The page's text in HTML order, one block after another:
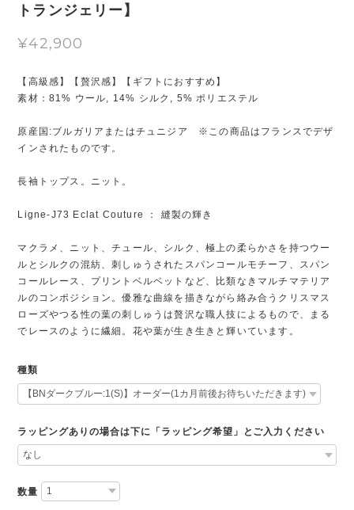
トランジェリー】
¥42,900
【高級感】【贅沢感】【ギフトにおすすめ】
素材：81% ウール, 14% シルク, 5% ポリエステル
原産国:ブルガリアまたはチュニジア ※この商品はフランスでデザ
インされたものです。
長袖トップス。ニット。
Ligne-J73 Eclat Couture ： 縫製の輝き
マクラメ、ニット、チュール、シルク、極上の柔らかさを持つウー
ルとシルクの混紡、刺しゅうされたスパンコールモチーフ、スパン
コールレース、プリントベルベットなど、比類なきマルチマテリア
ルのコンポジション。優雅な曲線を描きながら絡み合うクリスマス
ローズやつる性の葉の刺しゅうは贅沢な職人技によるもので、まる
でレースのように繊細。花や葉が生き生きと輝いています。
種類
ラッピングありの場合は下に「ラッピング希望」とご入力ください
数量